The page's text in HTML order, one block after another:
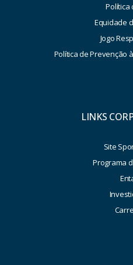
Política
Equidade
Jogo
Política de Prevenção
LINKS
Site
Programa